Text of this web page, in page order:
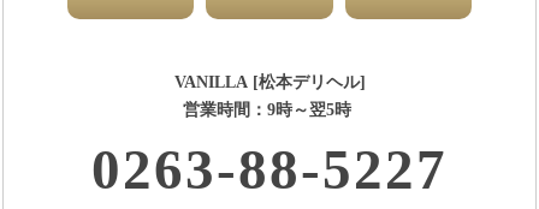
VANILLA [松本デリヘル]
営業時間：9時～翌5時
0263-88-5227